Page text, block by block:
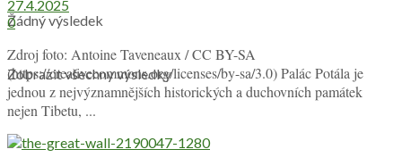
Žádný výsledek
Zobrazit všechny výsledky
27.4.2025
0
Zdroj foto: Antoine Taveneaux / CC BY-SA
(https://creativecommons.org/licenses/by-sa/3.0) Palác Potála je
jednou z nejvýznamnějších historických a duchovních památek
nejen Tibetu, ...